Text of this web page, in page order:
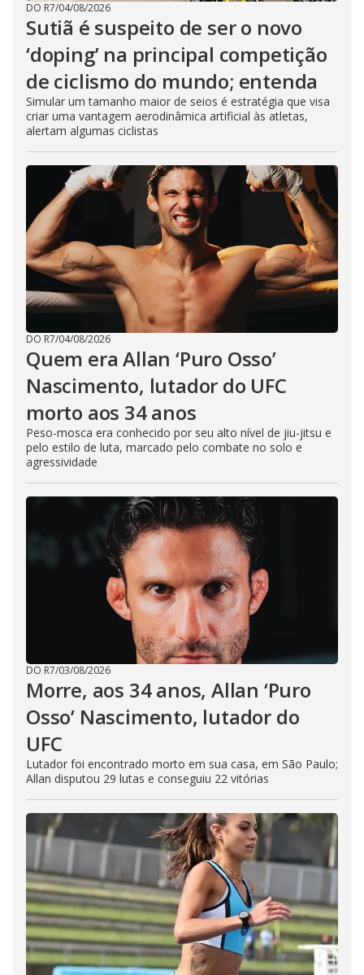
DO R7/04/08/2026
Sutiã é suspeito de ser o novo
‘doping’ na principal competição
de ciclismo do mundo; entenda
Simular um tamanho maior de seios é estratégia que visa
criar uma vantagem aerodinâmica artificial às atletas,
alertam algumas ciclistas
DO R7/04/08/2026
Quem era Allan ‘Puro Osso’
Nascimento, lutador do UFC
morto aos 34 anos
Peso-mosca era conhecido por seu alto nível de jiu-jitsu e
pelo estilo de luta, marcado pelo combate no solo e
agressividade
DO R7/03/08/2026
Morre, aos 34 anos, Allan ‘Puro
Osso’ Nascimento, lutador do
UFC
Lutador foi encontrado morto em sua casa, em São Paulo;
Allan disputou 29 lutas e conseguiu 22 vitórias